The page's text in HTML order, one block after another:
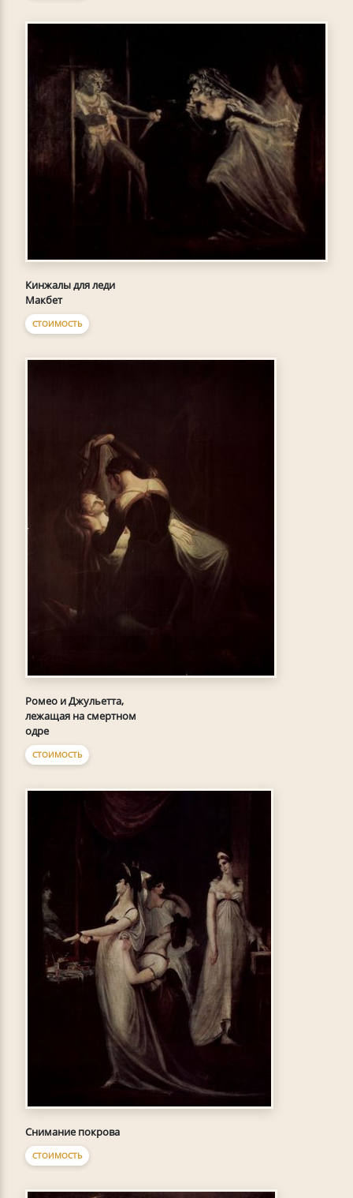
Кинжалы для леди
Макбет
СТОИМОСТЬ
Ромео и Джульетта,
лежащая на смертном
одре
СТОИМОСТЬ
Снимание покрова
СТОИМОСТЬ